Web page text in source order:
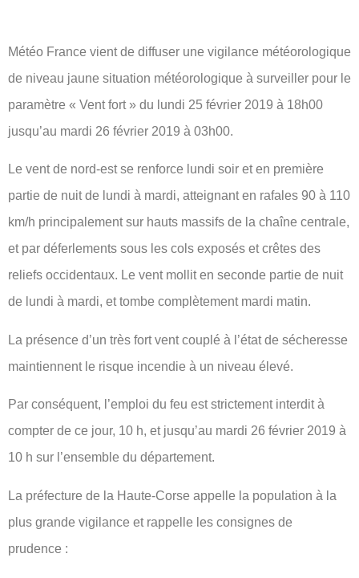
Météo France vient de diffuser une vigilance météorologique
de niveau jaune situation météorologique à surveiller pour le
paramètre « Vent fort » du lundi 25 février 2019 à 18h00
jusqu’au mardi 26 février 2019 à 03h00.
Le vent de nord-est se renforce lundi soir et en première
partie de nuit de lundi à mardi, atteignant en rafales 90 à 110
km/h principalement sur hauts massifs de la chaîne centrale,
et par déferlements sous les cols exposés et crêtes des
reliefs occidentaux. Le vent mollit en seconde partie de nuit
de lundi à mardi, et tombe complètement mardi matin.
La présence d’un très fort vent couplé à l’état de sécheresse
maintiennent le risque incendie à un niveau élevé.
Par conséquent, l’emploi du feu est strictement interdit à
compter de ce jour, 10 h, et jusqu’au mardi 26 février 2019 à
10 h sur l’ensemble du département.
La préfecture de la Haute-Corse appelle la population à la
plus grande vigilance et rappelle les consignes de
prudence :